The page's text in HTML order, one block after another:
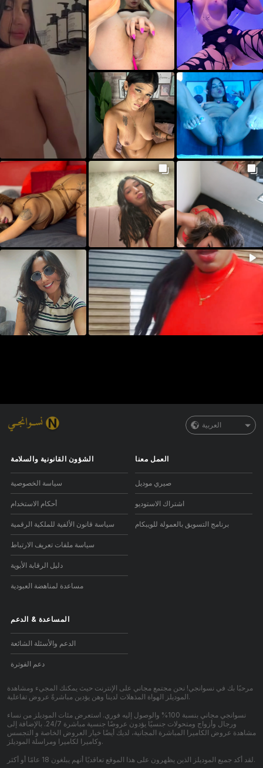
العربية
الشؤون القانونية والسلامة
سياسة الخصوصية
أحكام الاستخدام
سياسة قانون الألفية للملكية الرقمية
سياسة ملفات تعريف الارتباط
دليل الرقابة الأبوية
مساعدة لمناهضة العبودية
العمل معنا
صيري موديل
اشتراك الاستوديو
برنامج التسويق بالعمولة للويبكام
المساعدة & الدعم
الدعم والأسئلة الشائعة
دعم الفوترة
مرحبًا بك في نسوانجي! نحن مجتمع مجاني على الإنترنت حيث يمكنك المجيء ومشاهدة
الموديلز الهواة المذهلات لدينا وهن يؤدين مباشرةً عروض تفاعلية.
نسوانجي مجاني بنسبة 100% والوصول إليه فوري. استعرض مئات الموديلز من نساء
ورجال وأزواج ومتحولات جنسيًا يؤدون عروضًا جنسية مباشرة 24/7. بالإضافة إلى
مشاهدة عروض الكاميرا المباشرة المجانية، لديك أيضًا خيار العروض الخاصة و التجسس
وكاميرا لكاميرا ومراسلة الموديلز.
لقد أكد جميع الموديلز الذين يظهرون على هذا الموقع تعاقديًا أنهم يبلغون 18 عامًا أو أكثر.